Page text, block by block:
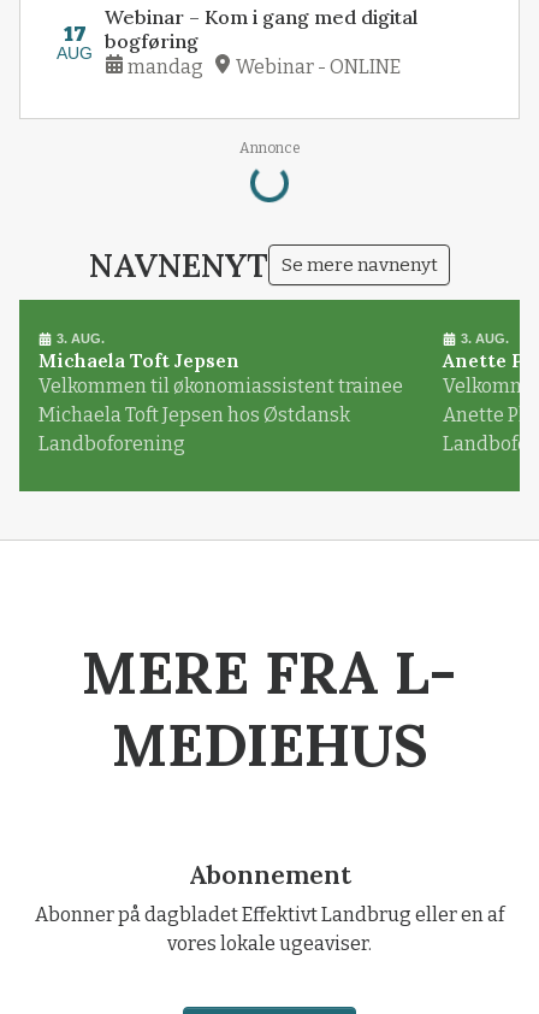
17
AUG
Webinar – Kom i gang med digital
bogføring
mandag Webinar - ONLINE
Annonce
Loading...
NAVNENYT Se mere navnenyt
3. AUG.
Michaela Toft Jepsen
Velkommen til økonomiassistent trainee
Michaela Toft Jepsen hos Østdansk
Landboforening
3. AUG.
Anette
Anette
MERE FRA L-
MEDIEHUS
Abonnement
Abonner på dagbladet Effektivt Landbrug eller en af
vores lokale ugeaviser.